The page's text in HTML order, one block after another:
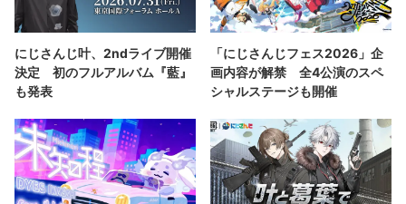
にじさんじ叶、2ndライブ開催
決定 初のフルアルバム『藍』
も発表
「にじさんじフェス2026」企
画内容が解禁 全4公演のスペ
シャルステージも開催